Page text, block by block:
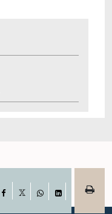
Facebook
WhatsAppLinkedIn